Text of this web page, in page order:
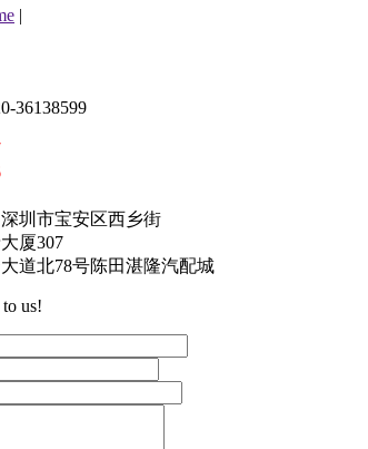
|
36138599
圳市宝安区西乡街
厦307
道北78号陈田湛隆汽配城
us!